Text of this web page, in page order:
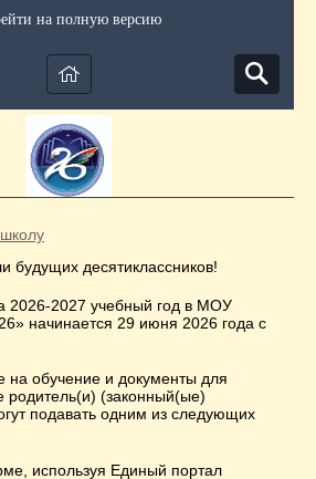
на полную версию
будущих десятиклассников!
2026-2027 учебный год в МОУ
начинается 29 июня 2026 года с
на обучение и документы для
родитель(и) (законный(ые)
подавать одним из следующих
используя Единый портал